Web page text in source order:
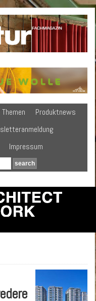
Produktnews
Impressum